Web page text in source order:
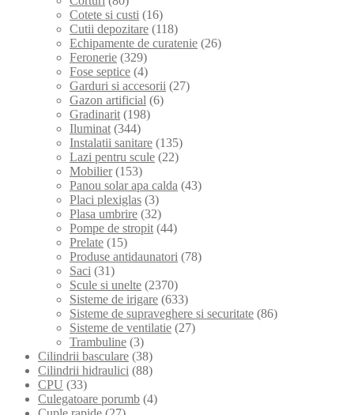
Cotete si custi (16)
Cutii depozitare (118)
Echipamente de curatenie (26)
Feronerie (329)
Fose septice (4)
Garduri si accesorii (27)
Gazon artificial (6)
Gradinarit (198)
Iluminat (344)
Instalatii sanitare (135)
Lazi pentru scule (22)
Mobilier (153)
Panou solar apa calda (43)
Placi plexiglas (3)
Plasa umbrire (32)
Pompe de stropit (44)
Prelate (15)
Produse antidaunatori (78)
Saci (31)
Scule si unelte (2370)
Sisteme de irigare (633)
Sisteme de supraveghere si securitate (86)
Sisteme de ventilatie (27)
Trambuline (3)
Cilindrii basculare (38)
Cilindrii hidraulici (88)
CPU (33)
Culegatoare porumb (4)